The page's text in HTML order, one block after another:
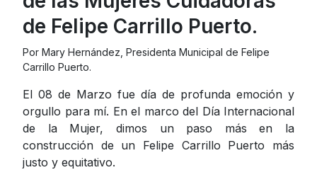
de Felipe Carrillo Puerto.
Por Mary Hernández, Presidenta Municipal de Felipe
Carrillo Puerto.
El 08 de Marzo fue día de profunda emoción y
orgullo para mí. En el marco del Día Internacional
de la Mujer, dimos un paso más en la
construcción de un Felipe Carrillo Puerto más
justo y equitativo.